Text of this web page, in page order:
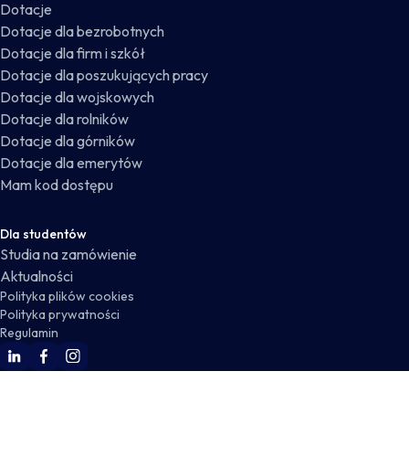
Dotacje
Dotacje dla bezrobotnych
Dotacje dla firm i szkół
Dotacje dla poszukujących pracy
Dotacje dla wojskowych
Dotacje dla rolników
Dotacje dla górników
Dotacje dla emerytów
Mam kod dostępu
Dla studentów
Studia na zamówienie
Aktualności
Polityka plików cookies
Polityka prywatności
Regulamin
WSKZ Linkedin
WSKZ Facebook
WSKZ Instagram